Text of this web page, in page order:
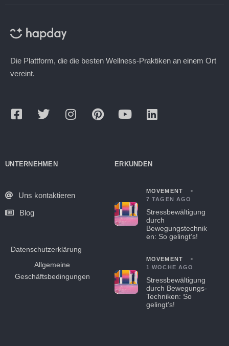
Die Plattform, die die besten Wellness-Praktiken an einem Ort
vereint.
UNTERNEHMEN
Uns kontaktieren
Blog
Datenschutzerklärung
Allgemeine
Geschäftsbedingungen
ERKUNDEN
MOVEMENT
7 TAGEN AGO
Stressbewältigung
durch
Bewegungstechnik
en: So gelingt’s!
MOVEMENT
1 WOCHE AGO
Stressbewältigung
durch Bewegungs-
Techniken: So
gelingt’s!